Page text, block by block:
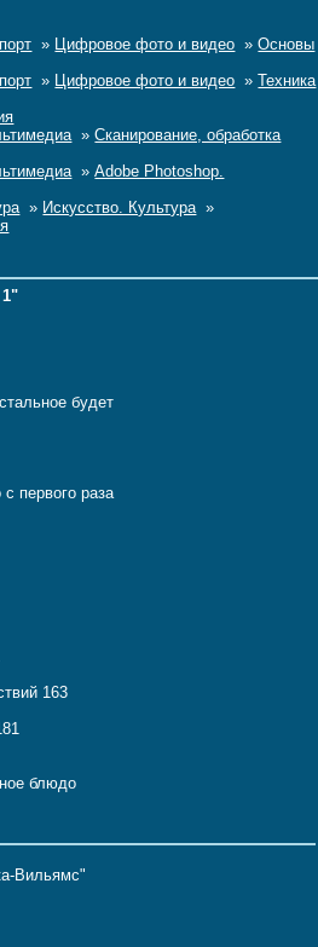
» Цифровое фото и видео »Основы
» Цифровое фото и видео »Техника
»Сканирование, обработка
»Adobe Photoshop.
» Искусство. Культура»
будет
первого раза
163
блюдо
Вильямс"